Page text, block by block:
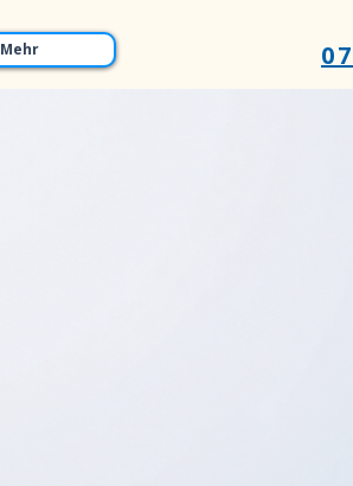
Mehr